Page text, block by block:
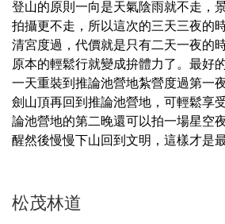
登山的原則一向是天氣陰雨就不走，
拍攝更不走，所以這次的三天三夜的
清宮度過，代價就是只有二天一夜的
原本的輕鬆行就變成拚體力了。最好
一天重裝到推論池營地紮營度過第一
劍山頂再回到推論池營地，可輕鬆享
論池營地的第二晚還可以拍一場星空
醒然後慢慢下山回到文明，這樣才是
松茂林道